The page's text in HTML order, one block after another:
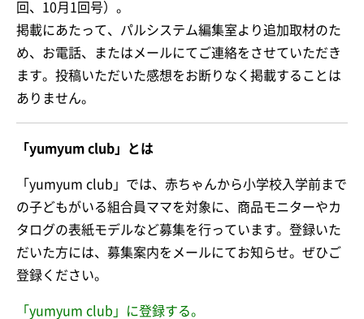
回、10月1回号）。
掲載にあたって、パルシステム編集室より追加取材のた
め、お電話、またはメールにてご連絡をさせていただき
ます。投稿いただいた感想をお断りなく掲載することは
ありません。
「yumyum club」とは
「yumyum club」では、赤ちゃんから小学校入学前まで
の子どもがいる組合員ママを対象に、商品モニターやカ
タログの表紙モデルなど募集を行っています。登録いた
だいた方には、募集案内をメールにてお知らせ。ぜひご
登録ください。
「yumyum club」に登録する。